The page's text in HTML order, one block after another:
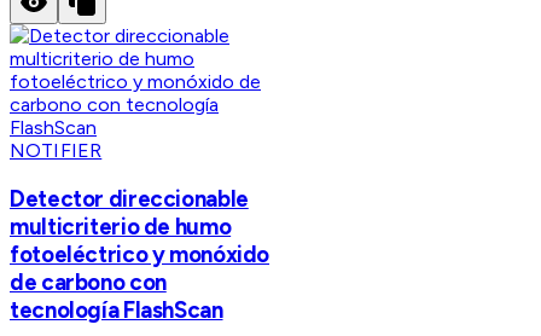
NOTIFIER
Detector direccionable
multicriterio de humo
fotoeléctrico y monóxido
de carbono con
tecnología FlashScan